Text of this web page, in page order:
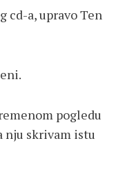
cd-a, upravo Ten
pogledu
nju skrivam istu